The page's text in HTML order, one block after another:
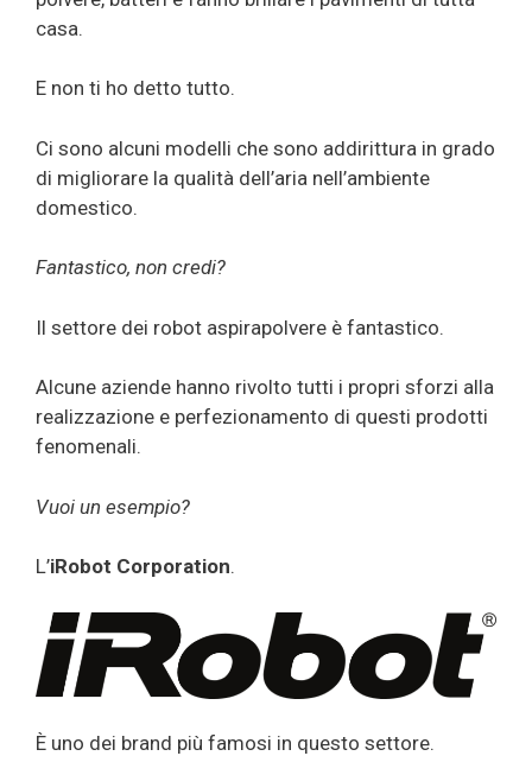
casa.
E non ti ho detto tutto.
Ci sono alcuni modelli che sono addirittura in grado
di migliorare la qualità dell’aria nell’ambiente
domestico.
Fantastico, non credi?
Il settore dei robot aspirapolvere è fantastico.
Alcune aziende hanno rivolto tutti i propri sforzi alla
realizzazione e perfezionamento di questi prodotti
fenomenali.
Vuoi un esempio?
L’iRobot Corporation.
È uno dei brand più famosi in questo settore.